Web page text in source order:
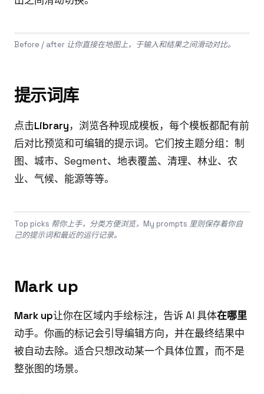
Before / after 让你直接在地图上，于输入和结果之间滑动对比。
提示词库
点击Library，浏览各种现成模板，每个模板都配有前
后对比预览和可编辑的提示词。它们按主题分组：制
图、城市、Segment、地表覆盖、清理、林业、农
业、气候、能源等等。
Top picks 帮你上手，分类方便浏览，My prompts 里则保存着你自
己的提示词和最近的运行记录。
Mark up
Mark up让你在区域内手绘标注，告诉 AI 具体在哪里
动手。你画的标记会引导编辑方向，并在最终结果中
被自动去除。适合只想改动某一个具体位置，而不是
整张图的场景。